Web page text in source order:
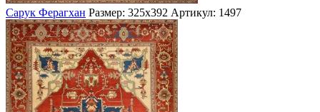
Сарук Ферагхан Размер: 325х392 Артикул: 1497